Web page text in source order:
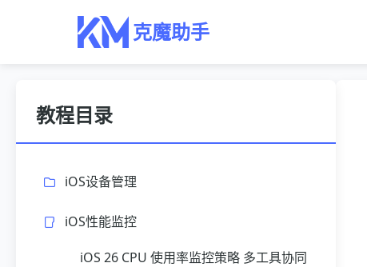
克魔助手
教程目录
iOS设备管理
iOS性能监控
iOS 26 CPU 使用率监控策略 多工具协同